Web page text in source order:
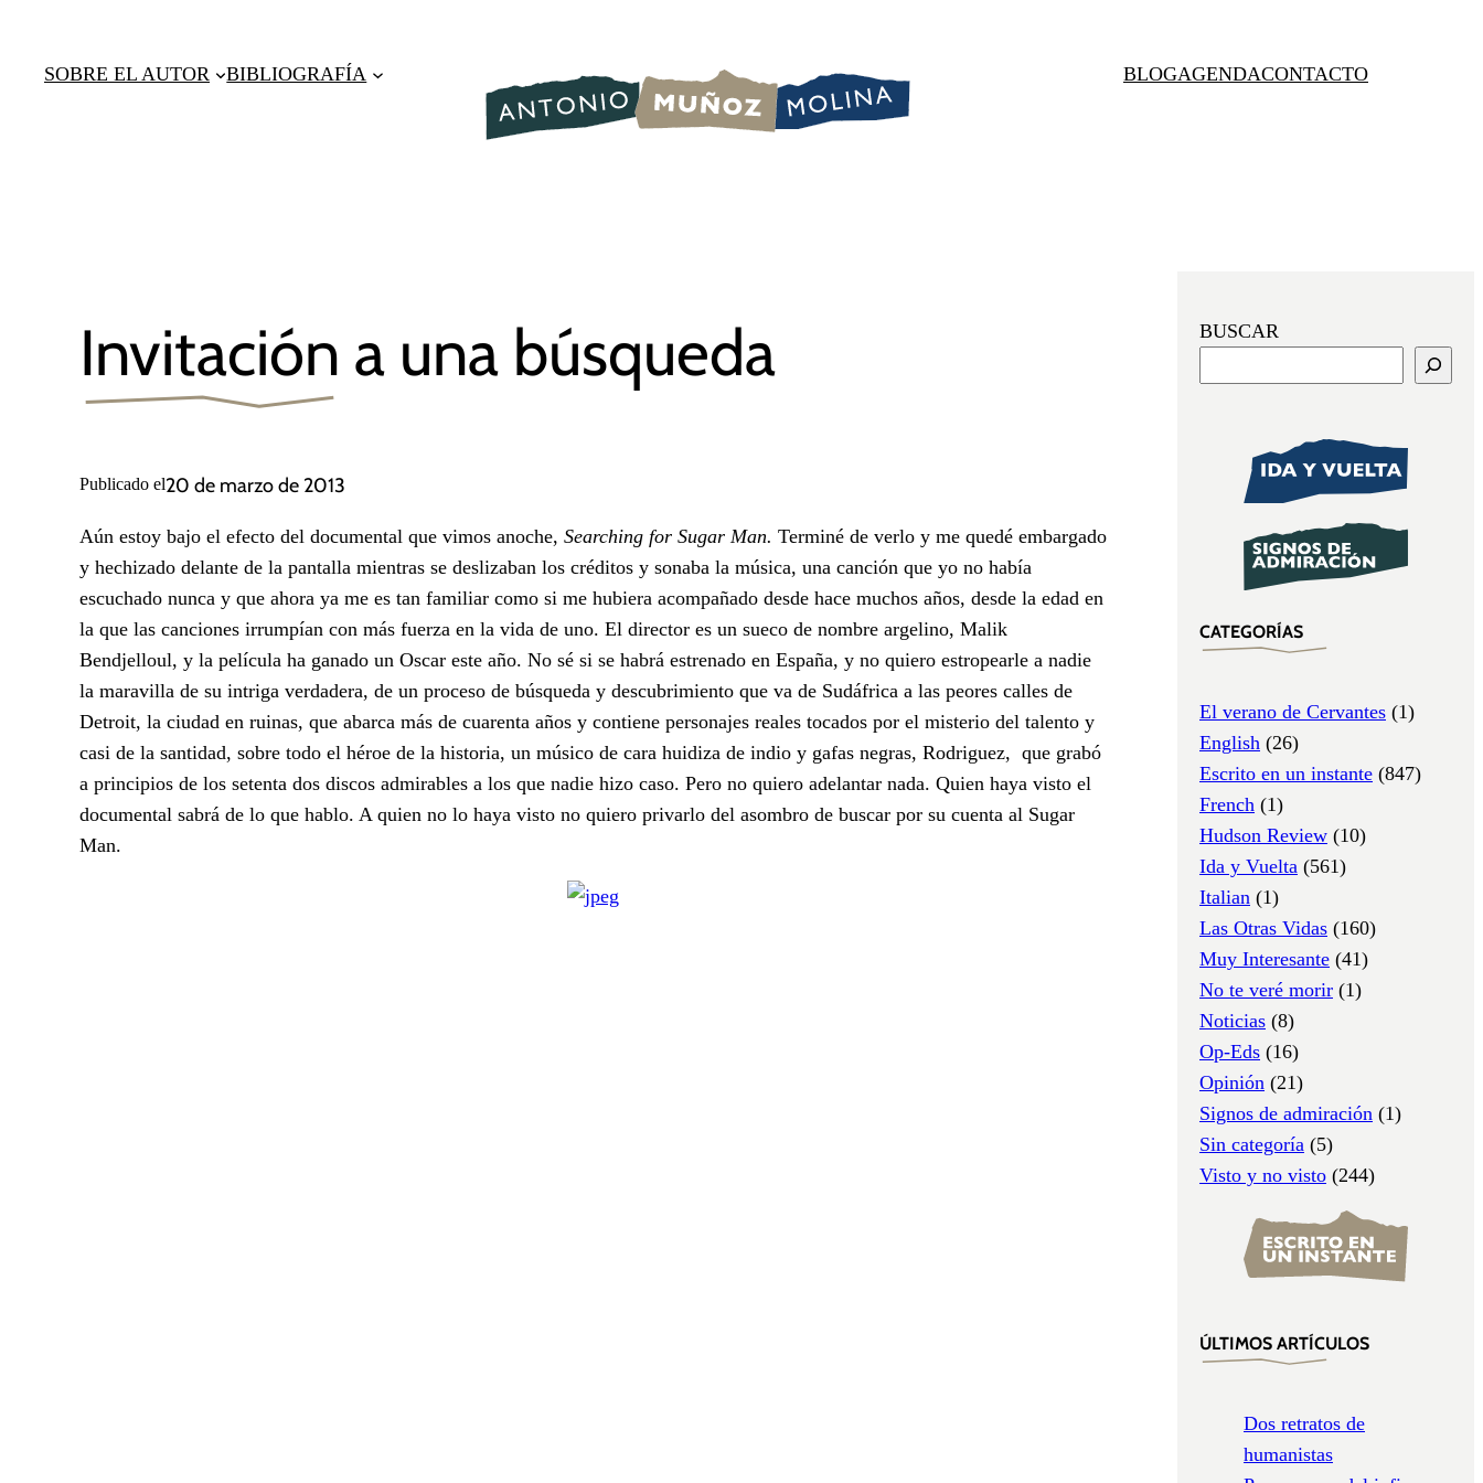
contenido
SOBRE EL AUTOR BIBLIOGRAFÍA BLOGAGENDACONTACTO
Invitación a una búsqueda
Publicado el20 de marzo de 2013
Aún estoy bajo el efecto del documental que vimos anoche, Searching for Sugar Man. Terminé de verlo y me quedé embargado
y hechizado delante de la pantalla mientras se deslizaban los créditos y sonaba la música, una canción que yo no había
escuchado nunca y que ahora ya me es tan familiar como si me hubiera acompañado desde hace muchos años, desde la edad en
la que las canciones irrumpían con más fuerza en la vida de uno. El director es un sueco de nombre argelino, Malik
Bendjelloul, y la película ha ganado un Oscar este año. No sé si se habrá estrenado en España, y no quiero estropearle a nadie
la maravilla de su intriga verdadera, de un proceso de búsqueda y descubrimiento que va de Sudáfrica a las peores calles de
Detroit, la ciudad en ruinas, que abarca más de cuarenta años y contiene personajes reales tocados por el misterio del talento y
casi de la santidad, sobre todo el héroe de la historia, un músico de cara huidiza de indio y gafas negras, Rodriguez, que grabó
a principios de los setenta dos discos admirables a los que nadie hizo caso. Pero no quiero adelantar nada. Quien haya visto el
documental sabrá de lo que hablo. A quien no lo haya visto no quiero privarlo del asombro de buscar por su cuenta al Sugar
Man.
BUSCAR
CATEGORÍAS
El verano de Cervantes (1)
English (26)
Escrito en un instante (847)
French (1)
Hudson Review (10)
Ida y Vuelta (561)
Italian (1)
Las Otras Vidas (160)
Muy Interesante (41)
No te veré morir (1)
Noticias (8)
Op-Eds (16)
Opinión (21)
Signos de admiración (1)
Sin categoría (5)
Visto y no visto (244)
ÚLTIMOS ARTÍCULOS
Dos retratos de
humanistas